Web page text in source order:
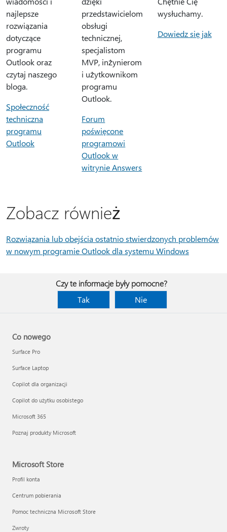
najlepsze
rozwiązania
dotyczące
programu
Outlook oraz
czytaj naszego
bloga.
Społeczność
techniczna
programu
Outlook
przedstawicielom
obsługi
technicznej,
specjalistom
MVP, inżynierom
i użytkownikom
programu
Outlook.
Forum
poświęcone
programowi
Outlook w
witrynie Answers
wysłuchamy.
Dowiedz się jak
Zobacz również
Rozwiązania lub obejścia ostatnio stwierdzonych problemów
w nowym programie Outlook dla systemu Windows
Czy te informacje były pomocne?
Tak
Nie
Co nowego
Surface Pro
Surface Laptop
Copilot dla organizacji
Copilot do użytku osobistego
Microsoft 365
Poznaj produkty Microsoft
Microsoft Store
Profil konta
Centrum pobierania
Pomoc techniczna Microsoft Store
Zwroty